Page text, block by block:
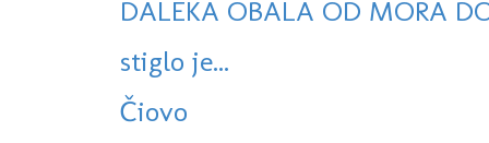
DALEKA OBALA OD MORA
stiglo je...
Čiovo